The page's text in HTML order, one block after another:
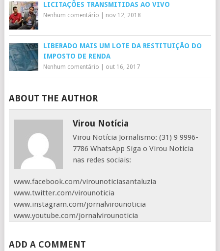
LICITAÇÕES TRANSMITIDAS AO VIVO
Nenhum comentário nov 12, 2018
LIBERADO MAIS UM LOTE DA RESTITUIÇÃO DO
IMPOSTO DE RENDA
Nenhum comentário out 16, 2017
ABOUT THE AUTHOR
Virou Notícia
Virou Notícia Jornalismo: (31) 9 9996-
7786 WhatsApp Siga o Virou Notícia
nas redes sociais:
www.facebook.com/virounoticiasantaluzia
www.twitter.com/virounoticia
www.instagram.com/jornalvirounoticia
www.youtube.com/jornalvirounoticia
ADD A COMMENT